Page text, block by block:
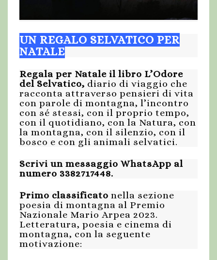
UN REGALO SELVATICO PER
NATALE
Regala per Natale il libro L’Odore
del Selvatico, diario di viaggio che
racconta attraverso pensieri di vita
con parole di montagna, l’incontro
con sé stessi, con il proprio tempo,
con il quotidiano, con la Natura, con
la montagna, con il silenzio, con il
bosco e con gli animali selvatici.
Scrivi un messaggio WhatsApp al
numero 3382717448.
Primo classificato nella sezione
poesia di montagna al Premio
Nazionale Mario Arpea 2023.
Letteratura, poesia e cinema di
montagna, con la seguente
motivazione: